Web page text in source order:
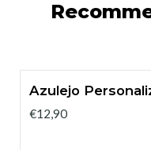
Azulejo
€12,90